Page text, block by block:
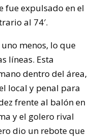
fue expulsado en el
al 74′.
menos, lo que
líneas. Esta
dentro del área,
local y penal para
frente al balón en
y el golero rival
dio un rebote que